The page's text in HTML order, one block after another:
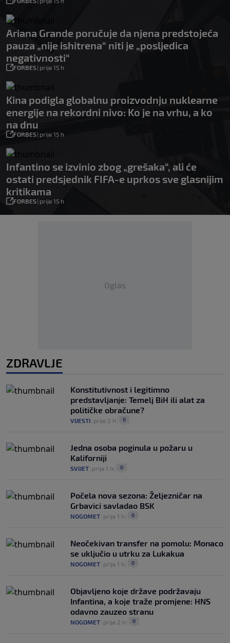
Ariana Grande poručuje da njena predstojeća
pauza „nije ishitrena“ niti je „posljedica
negativnosti“
FORBES| prije 15 h
Kina podigla globalnu proizvodnju nuklearne
energije na rekordni nivo: Ko je na vrhu, a ko
na dnu
FORBES| prije 15 h
Infantino se izvinio zbog „grešaka“, ali će
ostati predsjednik FIFA-e uprkos sve glasnijim
kritikama
FORBES| prije 15 h
Oglas
ZDRAVLJE
Konstitutivnost i legitimno
predstavljanje: Temelj BiH ili alat za
političke obračune?
VIJESTI prije 2 h 0
Jedna osoba poginula u požaru u
Kaliforniji
SVIJET prije 1 h 0
Počela nova sezona: Željezničar na
Grbavici savladao BSK
NOGOMET prije 1 h 0
Neočekivan transfer na pomolu: Monaco
se uključio u utrku za Lukakua
NOGOMET prije 1 h 0
Objavljeno koje države podržavaju
Infantina, a koje traže promjene: HNS
odavno zauzeo stranu
NOGOMET prije 2 h 0